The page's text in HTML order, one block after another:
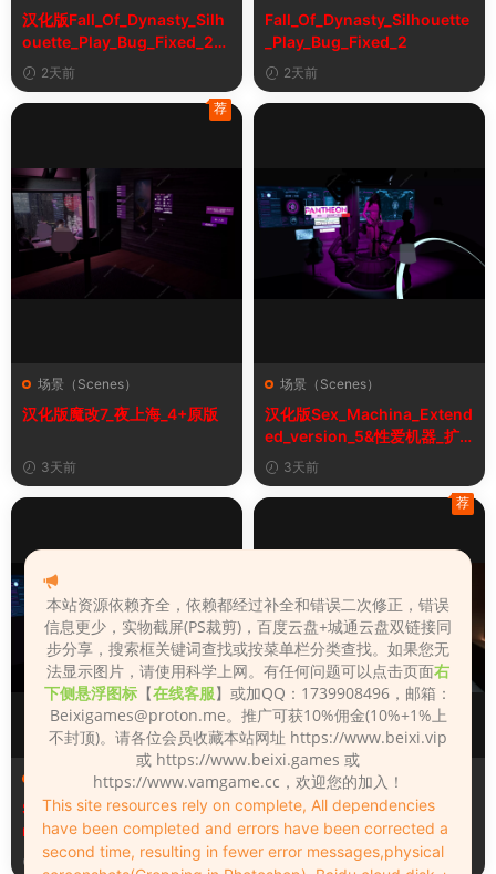
汉化版Fall_Of_Dynasty_Silh
ouette_Play_Bug_Fixed_2&
《王朝陨落》剪影玩法修复版
2天前
Fall_Of_Dynasty_Silhouette
_Play_Bug_Fixed_2
2天前
场景（Scenes）
汉化版魔改7_夜上海_4+原版
3天前
荐
场景（Scenes）
汉化版Sex_Machina_Extend
ed_version_5&性爱机器_扩
展版3天前
场景（Scenes）
Sex_Machina_Extended_ve
rsion_5
3天前
场景（Scenes）
汉化版Hotel_Shower_Pleas
ure_3&酒店淋浴的乐趣
3天前
荐
本站资源依赖齐全，依赖都经过补全和错误二次修正，错误
信息更少，实物截屏(PS裁剪)，百度云盘+城通云盘双链接同
步分享，搜索框关键词查找或按菜单栏分类查找。如果您无
法显示图片，请使用科学上网。有任何问题可以点击页面右
下侧悬浮图标 【在线客服】或加QQ：1739908496，邮箱：
Beixigames@proton.me。推广可获10%佣金(10%+1%上
不封顶)。请各位会员收藏本站网址 https://www.beixi.vip
或 https://www.beixi.games 或
https://www.vamgame.cc，欢迎您的加入！
This site resources rely on complete, All dependencies
have been completed and errors have been corrected a
second time, resulting in fewer error messages,physical